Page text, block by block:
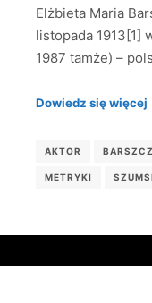
Elżbieta Maria
listopada 1913[1]
1987 tamże) –
Dowiedz się więcej
AKTOR
METRYKI